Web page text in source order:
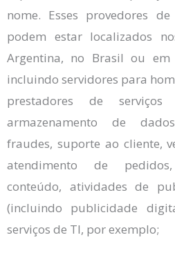
nome. Esses provedores
podem estar localizados
Argentina, no Brasil ou
incluindo servidores para
prestadores de
armazenamento de
fraudes, suporte ao cliente,
atendimento de
conteúdo, atividades de
(incluindo publicidade
serviços de TI, por exemplo;